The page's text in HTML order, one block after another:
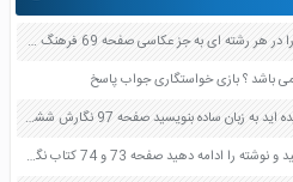
یکی از هنرمندان معاصر مورد علاقه خود را در هر رشته ای به جز عکاسی صفحه 69 فرهنگ و هنر نهم
باشد ؟ بازی خواستگاری جواب پاسخ
یکی از حکایت هایی را که تا به حال شنیده اید به زبان ساده بنویسید صفحه 97 نگارش ششم دبستان
یکی از متن های ناتمام زیر را انتخاب کنید و نوشته را ادامه دهید صفحه 73 و 74 کتاب نگارش فارسی پنجم دبستان